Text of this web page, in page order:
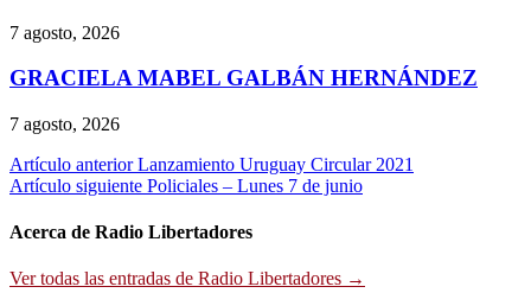
7 agosto, 2026
GRACIELA MABEL GALBÁN HERNÁNDEZ
7 agosto, 2026
Navegación
de
entradas
Artículo anterior Lanzamiento Uruguay Circular 2021
Artículo siguiente Policiales – Lunes 7 de junio
Acerca de Radio Libertadores
Ver todas las entradas de Radio Libertadores →